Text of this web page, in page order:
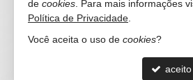
3 4 2 110, 00
de cookies . Para mais informações
Política de Privacidade
Você aceita o uso de cookies?